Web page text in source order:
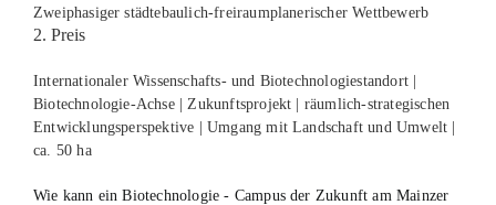
Zweiphasiger städtebaulich-freiraumplanerischer Wettbewerb
2. Preis
Internationaler Wissenschafts- und Biotechnologiestandort |
Biotechnologie-Achse | Zukunftsprojekt | räumlich-strategischen
Entwicklungsperspektive | Umgang mit Landschaft und Umwelt |
ca. 50 ha
Wie kann ein Biotechnologie - Campus der Zukunft am Mainzer